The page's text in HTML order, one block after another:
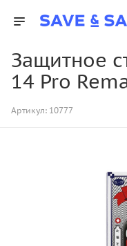
Защитное
14 Pro
Артикул: 10777